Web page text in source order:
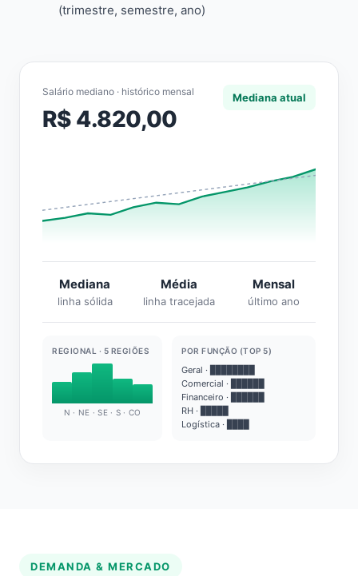
(trimestre, semestre, ano)
Salário mediano · histórico mensal
R$ 4.820,00
Mediana atual
Mediana
linha sólida
Média
linha tracejada
Mensal
último ano
REGIONAL · 5 REGIÕES
N · NE · SE · S · CO
POR FUNÇÃO (TOP 5)
Geral · ████████
Comercial · ██████
Financeiro · ██████
RH · █████
Logística · ████
DEMANDA & MERCADO